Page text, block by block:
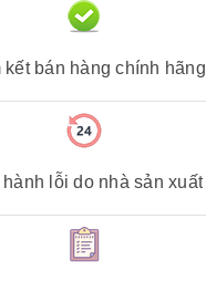
kết bán hàng chính hãng
hành lỗi do nhà sản xuất